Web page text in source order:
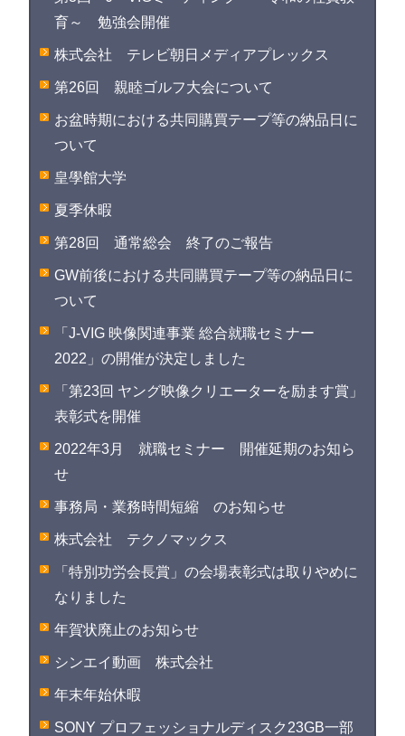
育～ 勉強会開催
株式会社 テレビ朝日メディアプレックス
第26回 親睦ゴルフ大会について
お盆時期における共同購買テープ等の納品日に
ついて
皇學館大学
夏季休暇
第28回 通常総会 終了のご報告
GW前後における共同購買テープ等の納品日に
ついて
「J-VIG 映像関連事業 総合就職セミナー
2022」の開催が決定しました
「第23回 ヤング映像クリエーターを励ます賞」
表彰式を開催
2022年3月 就職セミナー 開催延期のお知ら
せ
事務局・業務時間短縮 のお知らせ
株式会社 テクノマックス
「特別功労会長賞」の会場表彰式は取りやめに
なりました
年賀状廃止のお知らせ
シンエイ動画 株式会社
年末年始休暇
SONY プロフェッショナルディスク23GB一部